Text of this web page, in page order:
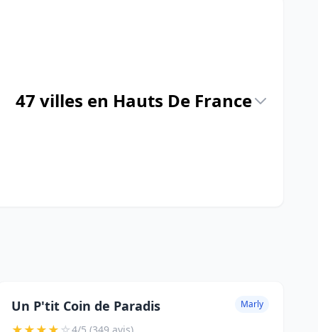
47 villes en Hauts De France
Un P'tit Coin de Paradis Marly